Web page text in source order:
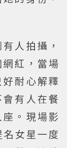
人拍攝，
紅，當場
耐心解釋
有人在餐
。現場影
女星一度